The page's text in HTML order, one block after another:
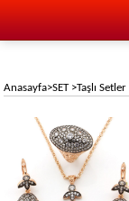
Anasayfa>SET>Taşlı Setler